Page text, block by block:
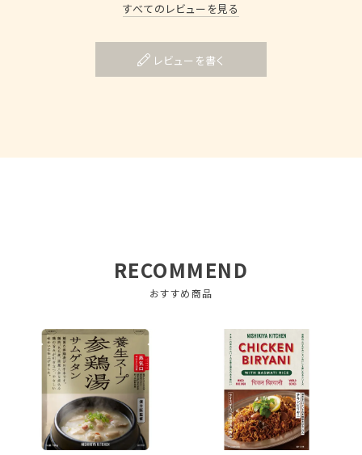
9
2024/11/16
2
テレビで紹介されていたのを見て購入しました。
風味が良くてとても美味しく癖になる味です。
おつまみやおやつにピッタリでした。
すべてのレビューを見る
レビューを書く
RECOMMEND
おすすめ商品